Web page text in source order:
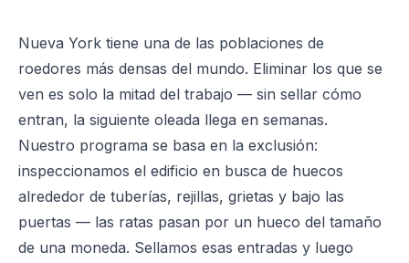
Nueva York tiene una de las poblaciones de
roedores más densas del mundo. Eliminar los que se
ven es solo la mitad del trabajo — sin sellar cómo
entran, la siguiente oleada llega en semanas.
Nuestro programa se basa en la exclusión:
inspeccionamos el edificio en busca de huecos
alrededor de tuberías, rejillas, grietas y bajo las
puertas — las ratas pasan por un hueco del tamaño
de una moneda. Sellamos esas entradas y luego